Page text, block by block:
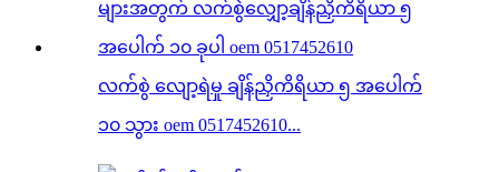
လက်စွဲ လျော့ရဲမှု ချိန်ညှိကိရိယာ ၅ အပေါက်
၁၀ သွား oem 0517452610...